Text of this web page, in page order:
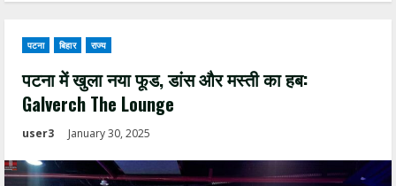
पटना बिहार राज्य
पटना में खुला नया फूड, डांस और मस्ती का हब:
Galverch The Lounge
user3 January 30, 2025